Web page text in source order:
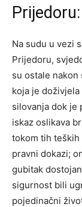
Na sudu u vezi
Prijedoru,
su ostale nakon
koja je
silovanja dok je
iskaz oslikava
tokom tih teških
pravni dokazi;
gubitak
sigurnost bili
pojedinačni